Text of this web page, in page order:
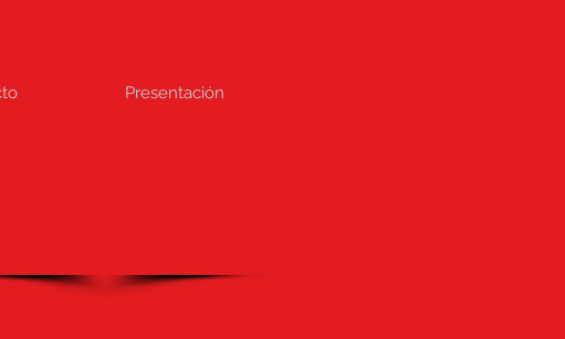
Presentación